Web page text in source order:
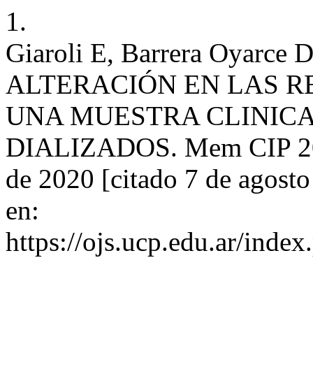
1.
Giaroli E, Barrera Oyarce
ALTERACIÓN EN LAS
UNA MUESTRA
DIALIZADOS. Mem CIP
de 2020 [citado 7 de
en:
https://ojs.ucp.edu.ar/